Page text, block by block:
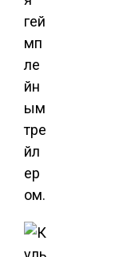
гей
мп
ле
йн
ым
тре
йл
ер
ом.